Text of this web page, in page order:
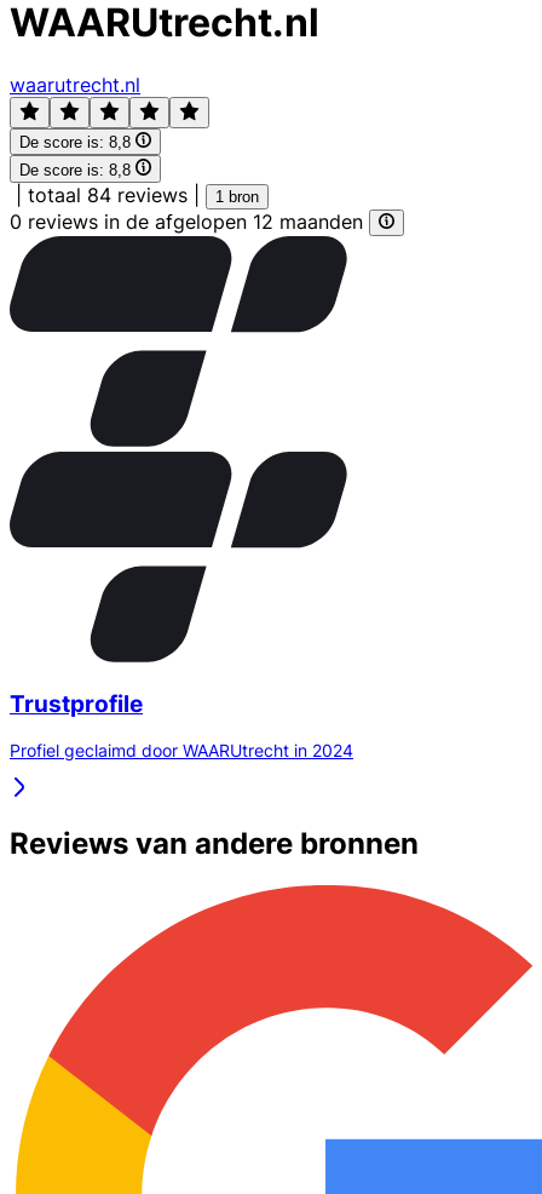
WAARUtrecht.nl
waarutrecht.nl
De score is: 8,8
De score is: 8,8
totaal 84 reviews 1 bron
0 reviews in de afgelopen 12 maanden
Trustprofile
Profiel geclaimd door WAARUtrecht in 2024
Reviews van andere bronnen